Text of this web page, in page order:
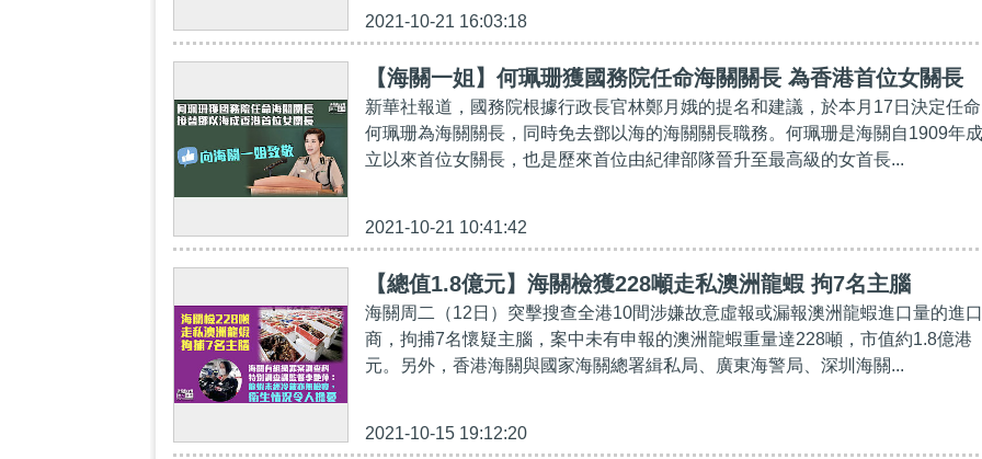
2021-10-21 16:03:18
【海關一姐】何珮珊獲國務院任命海關關長 為香港首位女關長
新華社報道，國務院根據行政長官林鄭月娥的提名和建議，於本月17日決定任命
何珮珊為海關關長，同時免去鄧以海的海關關長職務。何珮珊是海關自1909年成
立以來首位女關長，也是歷來首位由紀律部隊晉升至最高級的女首長...
2021-10-21 10:41:42
【總值1.8億元】海關檢獲228噸走私澳洲龍蝦 拘7名主腦
海關周二（12日）突擊搜查全港10間涉嫌故意虛報或漏報澳洲龍蝦進口量的進口
商，拘捕7名懷疑主腦，案中未有申報的澳洲龍蝦重量達228噸，市值約1.8億港
元。另外，香港海關與國家海關總署緝私局、廣東海警局、深圳海關...
2021-10-15 19:12:20